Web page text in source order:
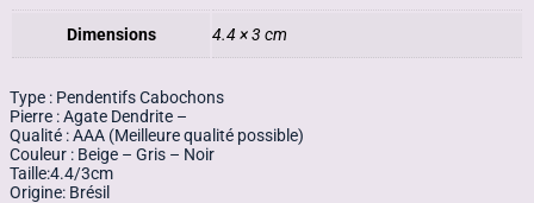
Dimensions 4.4 × 3 cm
Type : Pendentifs Cabochons
Pierre : Agate Dendrite –
Qualité : AAA (Meilleure qualité possible)
Couleur : Beige – Gris – Noir
Taille:4.4/3cm
Origine: Brésil